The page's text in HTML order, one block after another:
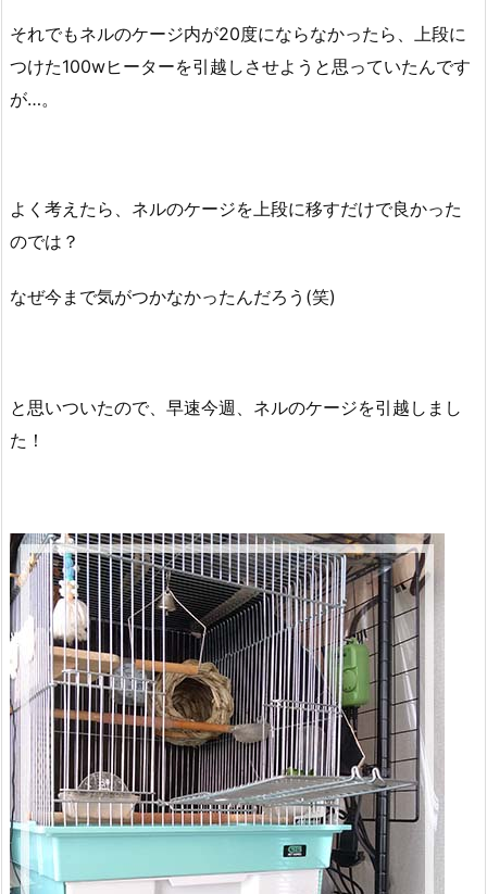
それでもネルのケージ内が20度にならなかったら、上段に
つけた100wヒーターを引越しさせようと思っていたんです
が…。
よく考えたら、ネルのケージを上段に移すだけで良かった
のでは？
なぜ今まで気がつかなかったんだろう(笑)
と思いついたので、早速今週、ネルのケージを引越しまし
た！